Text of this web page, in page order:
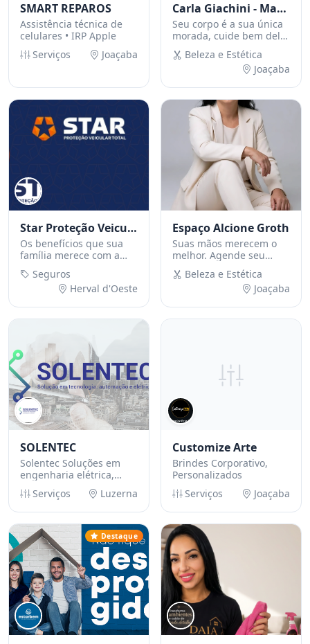
SMART REPAROS
Assistência técnica de
celulares • IRP Apple
Serviços
Joaçaba
Carla Giachini - Massoterapeuta
Seu corpo é a sua única
morada, cuide bem dele
hoje!
Beleza e Estética
Joaçaba
Star Proteção Veicular
Os benefícios que sua
família merece com a
proteção que o seu
carro, moto ou caminhão
precisa. Entre em
Seguros
Herval d'Oeste
Espaço Alcione Groth
Suas mãos merecem o
melhor. Agende seu
horário e brilhe em cada
detalhe.
Beleza e Estética
Joaçaba
SOLENTEC
Solentec Soluções em
engenharia elétrica,
geração e instalação.
Serviços Luzerna
Customize Arte
Brindes Corporativo,
Personalizados
Serviços
Joaçaba
Destaque